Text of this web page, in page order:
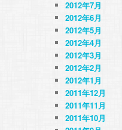
2012年7月
2012年6月
2012年5月
2012年4月
2012年3月
2012年2月
2012年1月
2011年12月
2011年11月
2011年10月